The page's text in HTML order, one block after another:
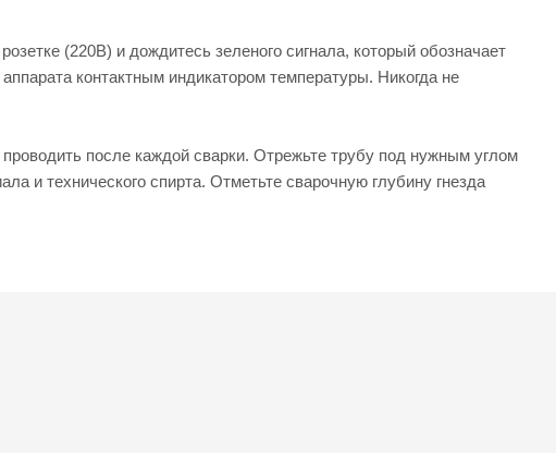
(220В) и дождитесь зеленого сигнала, который обозначает
контактным индикатором температуры. Никогда не
после каждой сварки. Отрежьте трубу под нужным углом
и технического спирта. Отметьте сварочную глубину гнезда